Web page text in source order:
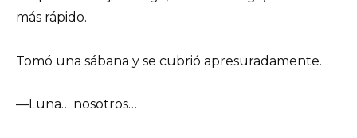
más rápido.
Tomó una sábana y se cubrió apresuradamente.
—Luna… nosotros…